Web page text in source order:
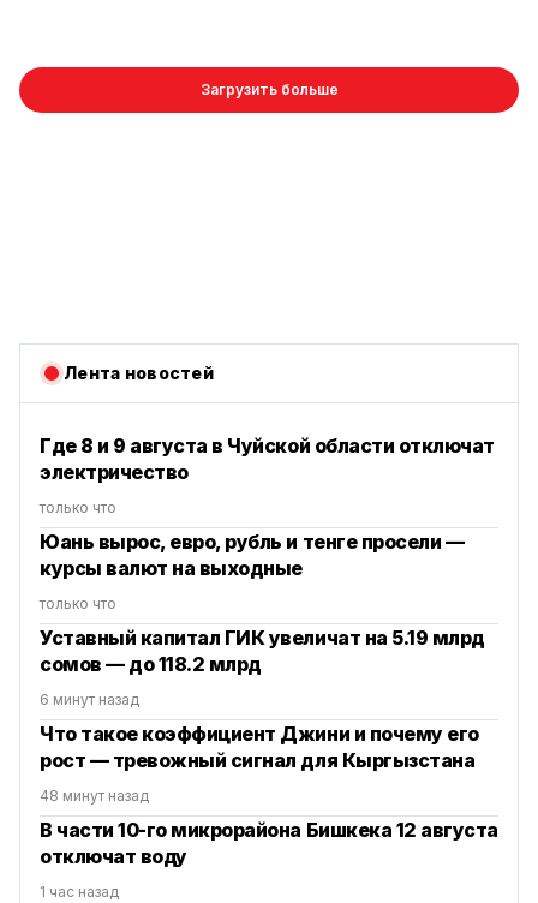
Загрузить больше
Лента новостей
Где 8 и 9 августа в Чуйской области отключат
электричество
только что
Юань вырос, евро, рубль и тенге просели —
курсы валют на выходные
только что
Уставный капитал ГИК увеличат на 5.19 млрд
сомов — до 118.2 млрд
6 минут назад
Что такое коэффициент Джини и почему его
рост — тревожный сигнал для Кыргызстана
48 минут назад
В части 10-го микрорайона Бишкека 12 августа
отключат воду
1 час назад